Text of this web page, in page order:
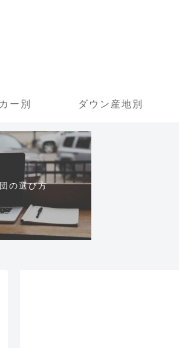
ー別 ダウン産地別
の選び方